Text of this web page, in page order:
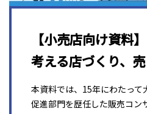
【小売店向け資料
考える店づくり、売
本資料では、15年にわたって
促進部門を歴任した販売コン